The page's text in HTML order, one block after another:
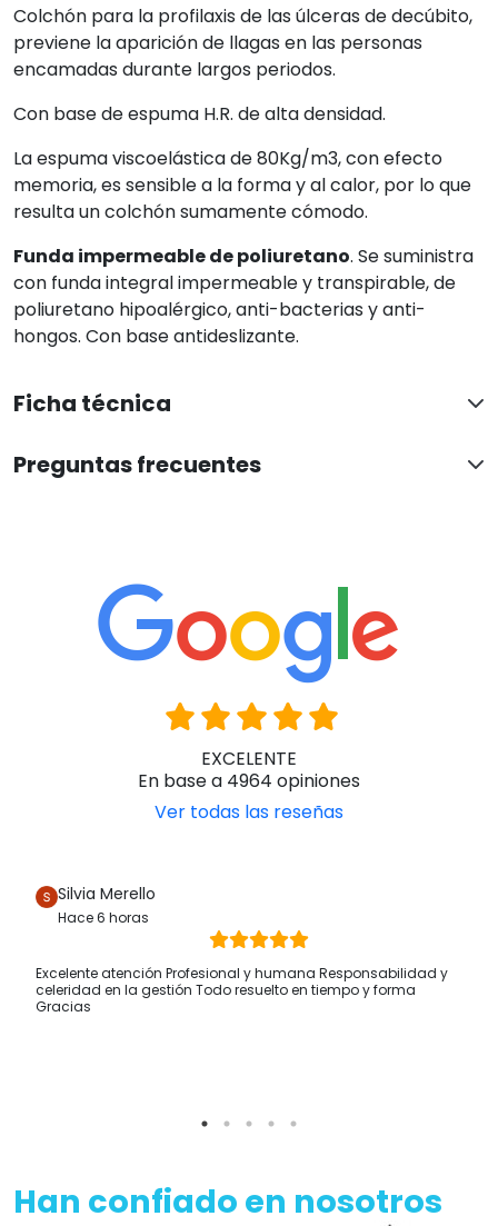
Colchón para la profilaxis de las úlceras de decúbito,
previene la aparición de llagas en las personas
encamadas durante largos periodos.
Con base de espuma H.R. de alta densidad.
La espuma viscoelástica de 80Kg/m3, con efecto
memoria, es sensible a la forma y al calor, por lo que
resulta un colchón sumamente cómodo.
Funda impermeable de poliuretano. Se suministra
con funda integral impermeable y transpirable, de
poliuretano hipoalérgico, anti-bacterias y anti-
hongos. Con base antideslizante.
Ficha técnica
Preguntas frecuentes
EXCELENTE
En base a 4964 opiniones
Ver todas las reseñas
Silvia Merello
Hace 6 horas
Excelente atención Profesional y humana Responsabilidad y
celeridad en la gestión Todo resuelto en tiempo y forma
Gracias
Han confiado en nosotros